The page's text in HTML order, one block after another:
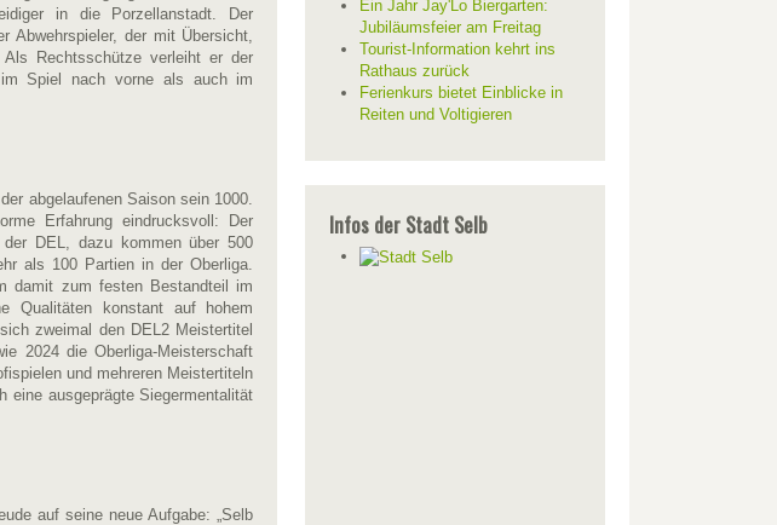
in die Porzellanstadt. Der
Abwehrspieler, der mit Übersicht,
Als Rechtsschütze verleiht er der
Spiel nach vorne als auch im
abgelaufenen Saison sein 1000.
Erfahrung eindrucksvoll: Der
DEL, dazu kommen über 500
als 100 Partien in der Oberliga.
damit zum festen Bestandteil im
Qualitäten konstant auf hohem
zweimal den DEL2 Meistertitel
2024 die Oberliga-Meisterschaft
und mehreren Meistertiteln
eine ausgeprägte Siegermentalität
auf seine neue Aufgabe: „Selb
Ein Jahr Jay'Lo Biergarten:
Jubiläumsfeier am Freitag
Tourist-Information kehrt ins
Rathaus zurück
Ferienkurs bietet Einblicke in
Reiten und Voltigieren
Infos der Stadt Selb